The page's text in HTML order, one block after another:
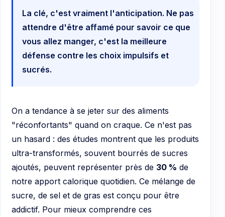
La clé, c'est vraiment l'anticipation. Ne pas
attendre d'être affamé pour savoir ce que
vous allez manger, c'est la meilleure
défense contre les choix impulsifs et
sucrés.
On a tendance à se jeter sur des aliments
"réconfortants" quand on craque. Ce n'est pas
un hasard : des études montrent que les produits
ultra-transformés, souvent bourrés de sucres
ajoutés, peuvent représenter près de 30 % de
notre apport calorique quotidien. Ce mélange de
sucre, de sel et de gras est conçu pour être
addictif. Pour mieux comprendre ces